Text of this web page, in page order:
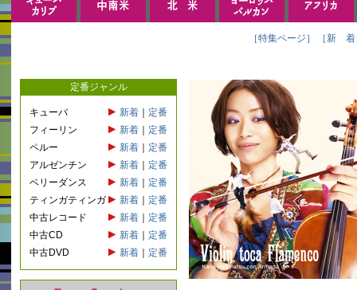
［特集ページ］ ［新 着
定番ジャンル
キューバ 新着
定番
フィーリン
新着
定番
ペルー
新着
定番
アルゼンチン
新着
定番
ベリーダンス
新着
定番
ティンガティンガ
新着
定番
中古レコード
新着
定番
中古CD
新着
定番
中古DVD
新着 定番